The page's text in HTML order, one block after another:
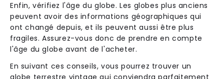
Enfin, vérifiez l'âge du globe. Les globes plus anciens
peuvent avoir des informations géographiques qui
ont changé depuis, et ils peuvent aussi être plus
fragiles. Assurez-vous donc de prendre en compte
l'âge du globe avant de l'acheter.
En suivant ces conseils, vous pourrez trouver un